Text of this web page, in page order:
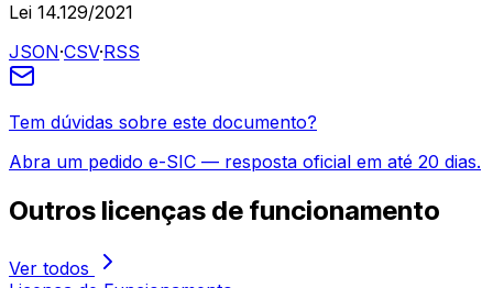
Lei 14.129/2021
JSON·CSV·RSS
Tem dúvidas sobre este documento?
Abra um pedido e-SIC — resposta oficial em até 20 dias.
Outros licenças de funcionamento
Ver todos